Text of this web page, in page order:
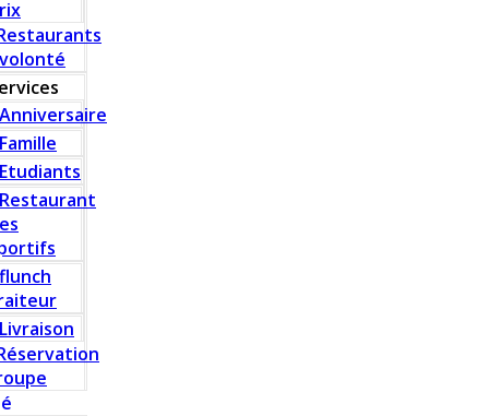
Anniversaire
Famille
Etudiants
Restaurant
flunch
Livraison